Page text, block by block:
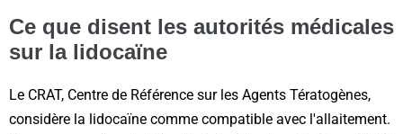
Ce que disent les autorités médicales
sur la lidocaïne
Le CRAT, Centre de Référence sur les Agents Tératogènes,
considère la lidocaïne comme compatible avec l'allaitement.